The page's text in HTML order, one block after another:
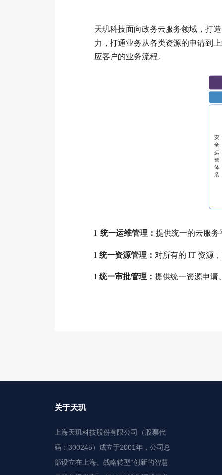
天玑科技面向政务云服务领域，打
力，打通业务从各类资源的申请到
应客户的业务流程。
l 统一运维管理： 提供统一的云服务
l 统一资源管理： 对所有的 IT 资源
l 统一审批管理： 提供统一资源申请
关于天玑
上海天玑科技股份有限公司（股票代
码：300245）成立于2001年，公司总
部设立在上海。战略转型“创新的智慧